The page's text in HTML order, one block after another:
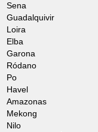
Sena
Guadalquivir
Loira
Elba
Garona
Ródano
Po
Havel
Amazonas
Mekong
Nilo